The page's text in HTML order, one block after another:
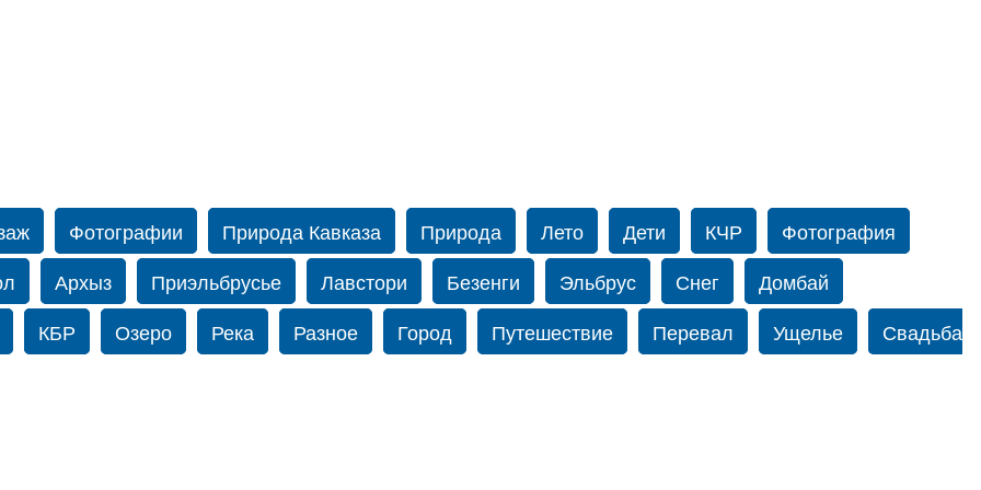
Фотографии Природа Кавказа Природа Лето Дети КЧР
Фотография
Архыз Приэльбрусье Лавстори Безенги Эльбрус Снег
Домбай
КБР Озеро Река Разное Город Путешествие Перевал Ущелье
Свадьба